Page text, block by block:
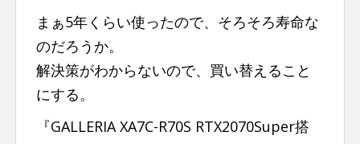
まぁ5年くらい使ったので、そろそろ寿命な
のだろうか。
解決策がわからないので、買い替えること
にする。
『GALLERIA XA7C-R70S RTX2070Super搭